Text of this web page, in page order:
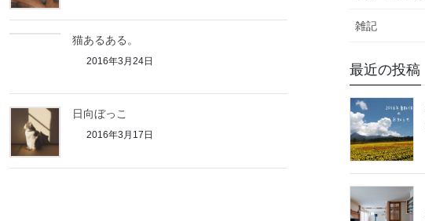
猫あるある。
2016年3月24日
日向ぼっこ
2016年3月17日
雑記
最近の投稿